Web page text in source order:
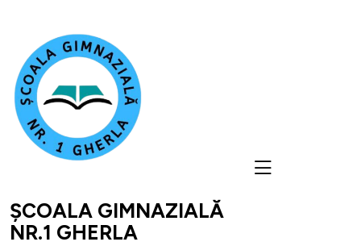
content
ȘCOALA GIMNAZIALĂ
NR.1 GHERLA